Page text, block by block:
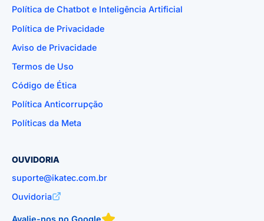
Política de Chatbot e Inteligência Artificial
Política de Privacidade
Aviso de Privacidade
Termos de Uso
Código de Ética
Política Anticorrupção
Políticas da Meta
OUVIDORIA
suporte@ikatec.com.br
Ouvidoria